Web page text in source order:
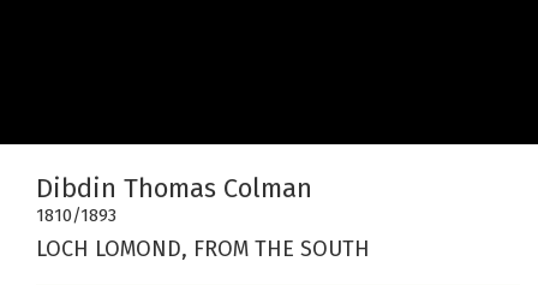
Dibdin Thomas Colman
1810/1893
LOCH LOMOND, FROM THE SOUTH